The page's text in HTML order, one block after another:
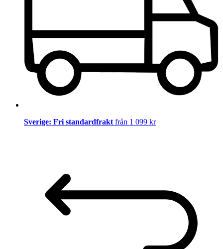
Sverige: Fri standardfrakt från 1 099 kr